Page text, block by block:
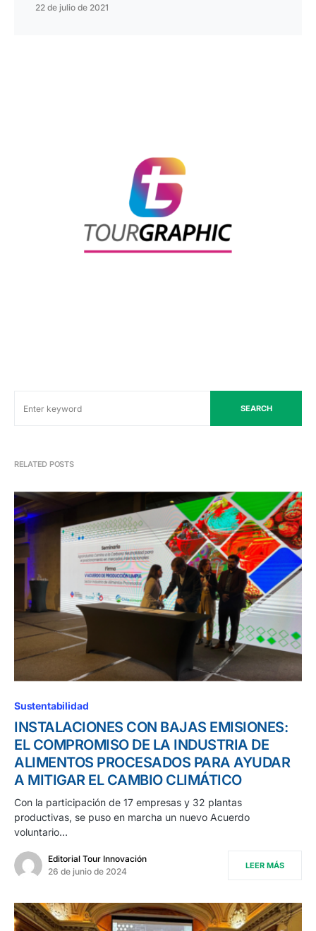
22 de julio de 2021
SEARCH
RELATED POSTS
Sustentabilidad
INSTALACIONES CON BAJAS EMISIONES:
EL COMPROMISO DE LA INDUSTRIA DE
ALIMENTOS PROCESADOS PARA AYUDAR
A MITIGAR EL CAMBIO CLIMÁTICO
Con la participación de 17 empresas y 32 plantas
productivas, se puso en marcha un nuevo Acuerdo
voluntario…
Editorial Tour Innovación
26 de junio de 2024
LEER MÁS